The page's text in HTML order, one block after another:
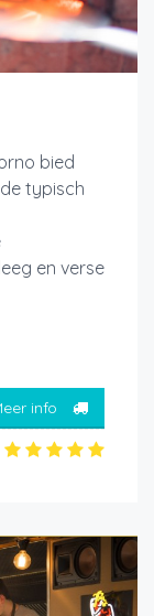
bied
typisch
en verse
info